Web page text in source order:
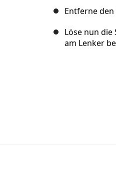
Entferne den
Löse nun
am Lenker